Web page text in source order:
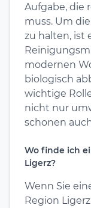
Aufgabe, die
muss. Um
zu halten, ist
modernen
biologisch
wichtige
nicht nur
schonen
Wo finde ich
Ligerz?
Wenn Sie
Region